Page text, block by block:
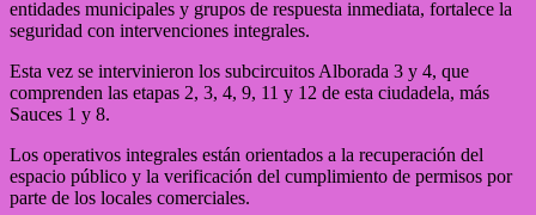
entidades municipales y grupos de respuesta inmediata, fortalece la
seguridad con intervenciones integrales.
Esta vez se intervinieron los subcircuitos Alborada 3 y 4, que
comprenden las etapas 2, 3, 4, 9, 11 y 12 de esta ciudadela, más
Sauces 1 y 8.
Los operativos integrales están orientados a la recuperación del
espacio público y la verificación del cumplimiento de permisos por
parte de los locales comerciales.